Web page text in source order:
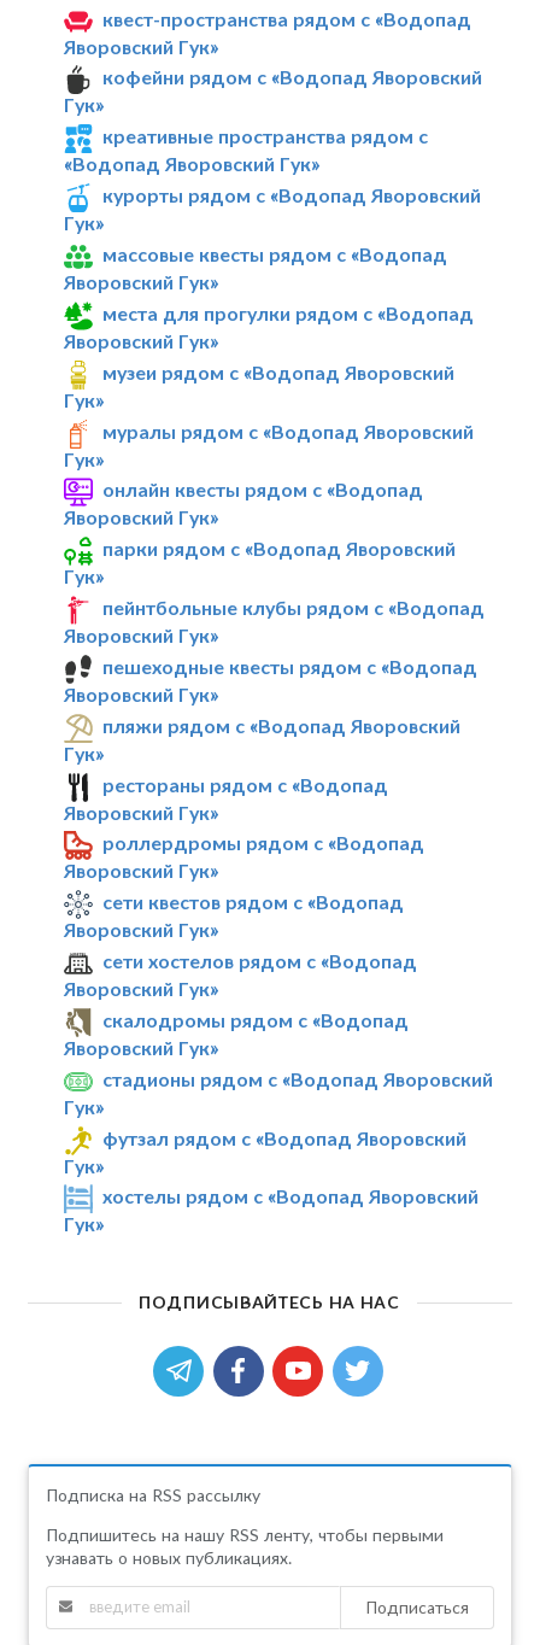
квест-пространства рядом с «Водопад
Яворовский Гук»
кофейни рядом с «Водопад Яворовский
Гук»
креативные пространства рядом с
«Водопад Яворовский Гук»
курорты рядом с «Водопад Яворовский
Гук»
массовые квесты рядом с «Водопад
Яворовский Гук»
места для прогулки рядом с «Водопад
Яворовский Гук»
музеи рядом с «Водопад Яворовский
Гук»
муралы рядом с «Водопад Яворовский
Гук»
онлайн квесты рядом с «Водопад
Яворовский Гук»
парки рядом с «Водопад Яворовский
Гук»
пейнтбольные клубы рядом с «Водопад
Яворовский Гук»
пешеходные квесты рядом с «Водопад
Яворовский Гук»
пляжи рядом с «Водопад Яворовский
Гук»
рестораны рядом с «Водопад
Яворовский Гук»
роллердромы рядом с «Водопад
Яворовский Гук»
сети квестов рядом с «Водопад
Яворовский Гук»
сети хостелов рядом с «Водопад
Яворовский Гук»
скалодромы рядом с «Водопад
Яворовский Гук»
стадионы рядом с «Водопад Яворовский
Гук»
футзал рядом с «Водопад Яворовский
Гук»
хостелы рядом с «Водопад Яворовский
Гук»
ПОДПИСЫВАЙТЕСЬ НА НАС
Подписка на RSS рассылку
Подпишитесь на нашу RSS ленту, чтобы первыми
узнавать о новых публикациях.
Подписаться